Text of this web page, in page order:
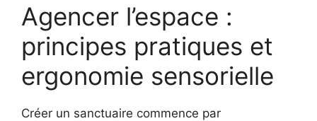
Agencer l’espace :
principes pratiques et
ergonomie sensorielle
Créer un sanctuaire commence par